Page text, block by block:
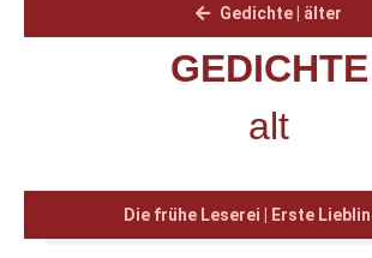
Gedichte | älter
GEDICHTE
alt
Die frühe Leserei | Erste